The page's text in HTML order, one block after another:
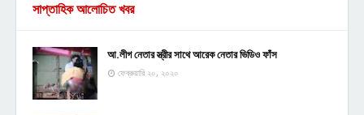
সাপ্তাহিক আলোচিত খবর
আ.লীগ নেতার স্ত্রীর সাথে আরেক নেতার ভিডিও ফাঁস
ফেব্রুয়ারি ২০, ২০২০